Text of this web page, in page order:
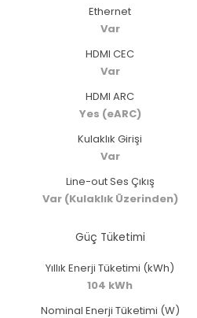
Ethernet
Var
HDMI CEC
Var
HDMI ARC
Yes (eARC)
Kulaklık Girişi
Var
Line-out Ses Çıkış
Var (Kulaklık Üzerinden)
Güç Tüketimi
Yıllık Enerji Tüketimi (kWh)
104 kWh
Nominal Enerji Tüketimi (W)